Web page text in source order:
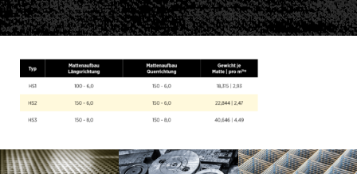
kroppstahl
No comments